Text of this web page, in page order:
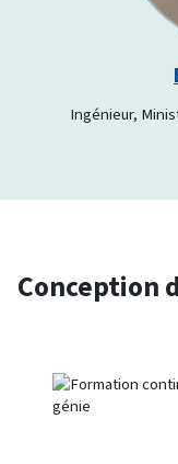
Ingénieur,
Conception